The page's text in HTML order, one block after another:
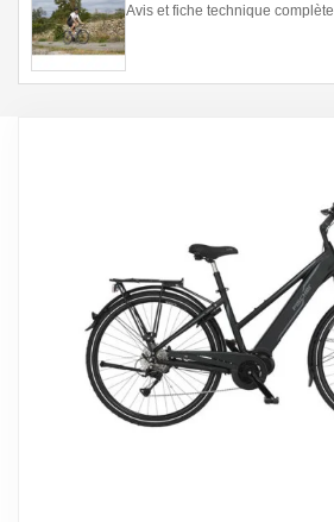
Avis et fiche technique complète